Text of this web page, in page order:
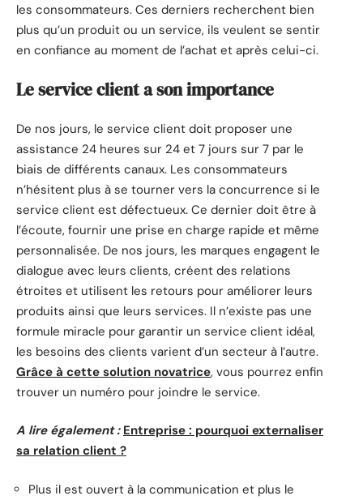
les consommateurs. Ces derniers recherchent bien
plus qu’un produit ou un service, ils veulent se sentir
en confiance au moment de l’achat et après celui-ci.
Le service client a son importance
De nos jours, le service client doit proposer une
assistance 24 heures sur 24 et 7 jours sur 7 par le
biais de différents canaux. Les consommateurs
n’hésitent plus à se tourner vers la concurrence si le
service client est défectueux. Ce dernier doit être à
l’écoute, fournir une prise en charge rapide et même
personnalisée. De nos jours, les marques engagent le
dialogue avec leurs clients, créent des relations
étroites et utilisent les retours pour améliorer leurs
produits ainsi que leurs services. Il n’existe pas une
formule miracle pour garantir un service client idéal,
les besoins des clients varient d’un secteur à l’autre.
Grâce à cette solution novatrice, vous pourrez enfin
trouver un numéro pour joindre le service.
A lire également : Entreprise : pourquoi externaliser
sa relation client ?
Plus il est ouvert à la communication et plus le